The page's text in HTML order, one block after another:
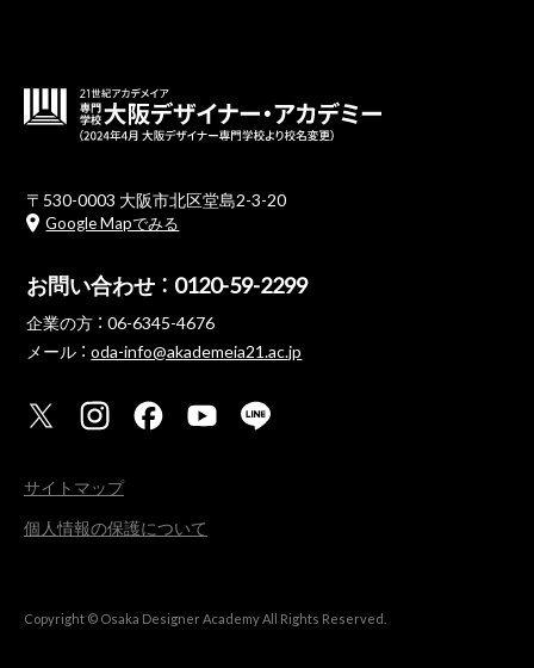
〒530-0003 大阪市北区堂島2-3-20
Google Mapでみる
お問い合わせ ： 0120-59-2299
企業の方 ： 06-6345-4676
メール ：oda-info@akademeia21.ac.jp
サイトマップ
個人情報の保護について
Copyright © Osaka Designer Academy All Rights Reserved.